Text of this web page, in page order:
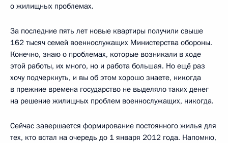
о жилищных проблемах.
За последние пять лет новые квартиры получили свыше
162 тысяч семей военнослужащих Министерства обороны.
Конечно, знаю о проблемах, которые возникали в ходе
этой работы, их много, но и работа большая. Но ещё раз
хочу подчеркнуть, и вы об этом хорошо знаете, никогда
в прежние времена государство не выделяло таких денег
на решение жилищных проблем военнослужащих, никогда.
Сейчас завершается формирование постоянного жилья для
тех, кто встал на очередь до 1 января 2012 года. Напомню,